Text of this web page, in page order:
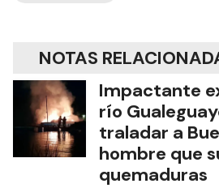
NOTAS
Impactante
río
traladar a
hombre que
quemaduras